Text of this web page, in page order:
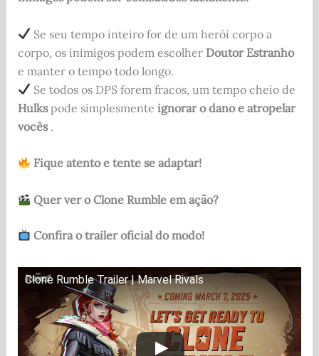
Se seu tempo inteiro for de um herói corpo a
corpo, os inimigos podem escolher Doutor Estranho
e manter o tempo todo longo.
Se todos os DPS forem fracos, um tempo cheio de
Hulkspode simplesmente ignorar o dano e atropelar
vocês.
Fique atento e tente se adaptar!
Quer ver o Clone Rumble em ação?
Confira o trailer oficial do modo!
Clone Rumble Trailer | Marvel Rivals